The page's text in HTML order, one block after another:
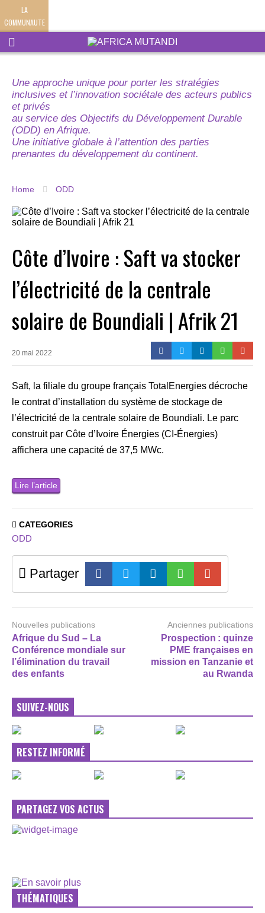
LA
COMMUNAUTE
Une approche unique pour porter les stratégies
inclusives et l’innovation sociétale des acteurs publics
et privés
au service des Objectifs du Développement Durable
(ODD) en Afrique.
Une initiative globale à l’attention des parties
prenantes du développement du continent.
Home ODD
Côte d’Ivoire : Saft va stocker
l’électricité de la centrale
solaire de Boundiali | Afrik 21
20 mai 2022
Saft, la filiale du groupe français TotalEnergies décroche
le contrat d’installation du système de stockage de
l’électricité de la centrale solaire de Boundiali. Le parc
construit par Côte d’Ivoire Énergies (CI-Énergies)
affichera une capacité de 37,5 MWc.
Lire l’article
CATEGORIES
ODD
Partager
Nouvelles publications
Afrique du Sud – La
Conférence mondiale sur
l’élimination du travail
des enfants
Anciennes publications
Prospection : quinze
PME françaises en
mission en Tanzanie et
au Rwanda
SUIVEZ-NOUS
RESTEZ INFORMÉ
PARTAGEZ VOS ACTUS
THÉMATIQUES